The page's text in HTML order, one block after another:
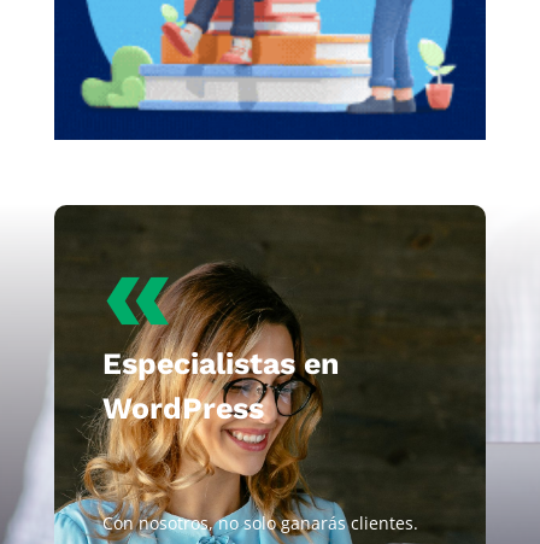
«
Especialistas en
WordPress
Con nosotros, no solo ganarás clientes.